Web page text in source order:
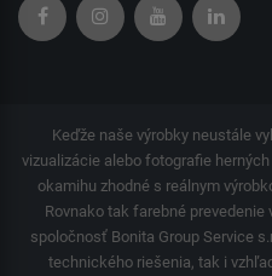
Keďže naše výrobky neustále
vizualizácie alebo fotografie
okamihu zhodné s reálnym
Rovnako tak farebné
spoločnosť Bonita Group Service
technického riešenia, tak i